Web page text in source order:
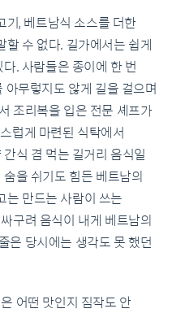
기, 베트남식 소스를 더한
수 없다. 길가에서는 쉽게
. 사람들은 종이에 한 번
무렇지도 않게 길을 걸으며
조리복을 입은 전문 셰프가
럽게 마련된 식탁에서
식 겸 먹는 길거리 음식일
을 쉬기도 힘든 베트남의
는 만드는 사람이 쓰는
구려 음식이 내게 베트남의
은 당시에는 생각도 못 했던
어떤 맛인지 짐작도 안